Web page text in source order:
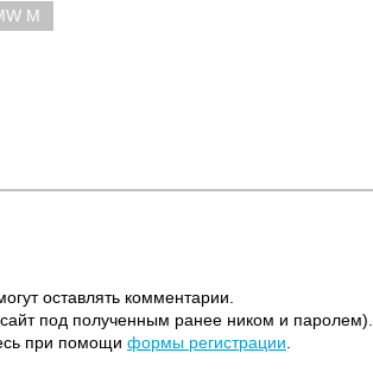
M
оставлять комментарии.
под полученным ранее ником и паролем).
при помощи формы регистрации.